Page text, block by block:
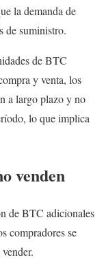
la demanda de
de suministro.
de BTC
y venta, los
a largo plazo y no
lo que implica
venden
de BTC adicionales
compradores se